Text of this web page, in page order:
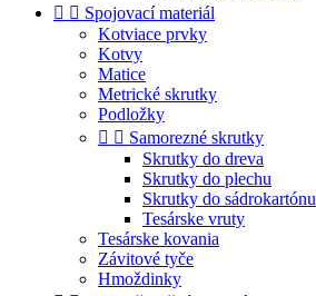
  Spojovací materiál
Kotviace prvky
Kotvy
Matice
Metrické skrutky
Podložky
  Samorezné skrutky
Skrutky do dreva
Skrutky do plechu
Skrutky do sádrokartónu
Tesárske vruty
Tesárske kovania
Závitové tyče
Hmoždinky